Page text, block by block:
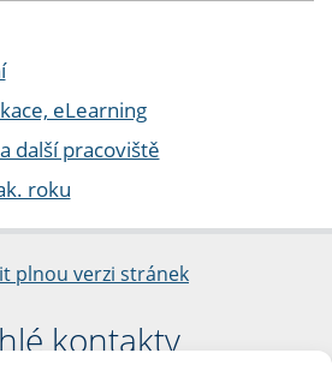
eLearning
další pracoviště
roku
plnou verzi stránek
kontakty